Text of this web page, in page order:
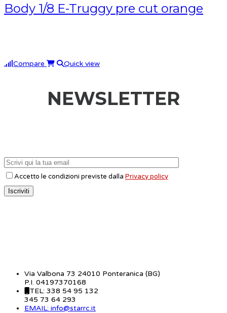
Body 1/8 E-Truggy pre cut orange
Compare Quick view
NEWSLETTER
Accetto le condizioni previste dalla Privacy policy
Via Valbona 73 24010 Ponteranica (BG)
P.I. 04197370168
TEL: 338 54 95 132
345 73 64 293
EMAIL: info@starrc.it